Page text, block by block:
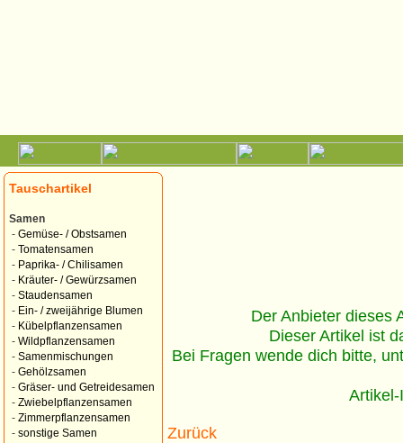
Tauschartikel
Samen
- Gemüse- / Obstsamen
- Tomatensamen
- Paprika- / Chilisamen
- Kräuter- / Gewürzsamen
- Staudensamen
- Ein- / zweijährige Blumen
- Kübelpflanzensamen
- Wildpflanzensamen
- Samenmischungen
- Gehölzsamen
- Gräser- und Getreidesamen
- Zwiebelpflanzensamen
- Zimmerpflanzensamen
- sonstige Samen
Der Anbieter dieses
Dieser Artikel ist
Bei Fragen wende dich bitte,
Zurück